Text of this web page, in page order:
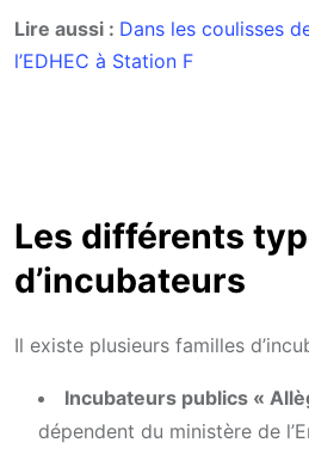
Lire aussi : Dans les coulisses
l’EDHEC à Station F
Les différents
d’incubateurs
Il existe plusieurs familles
Incubateurs publics «
dépendent du ministère de